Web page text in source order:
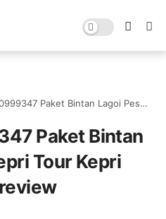
Bintan Lagoi Pesona Kepri Tour Kepri bintan city tour review
Paket Bintan
Tour Kepri